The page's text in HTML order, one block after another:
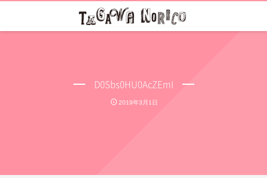
D0Sbs0HU0AcZEmI
2019年3月1日